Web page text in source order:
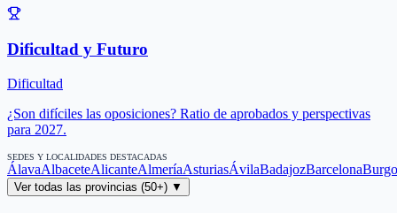
Dificultad y Futuro
Dificultad
¿Son difíciles las oposiciones? Ratio de aprobados y perspectivas
para 2027.
SEDES Y LOCALIDADES DESTACADAS
ÁlavaAlbaceteAlicanteAlmeríaAsturiasÁvilaBadajozBarcelona
Ver todas las provincias (50+) ▼